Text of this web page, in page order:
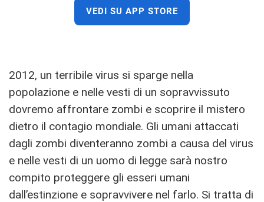
VEDI SU APP STORE
2012, un terribile virus si sparge nella
popolazione e nelle vesti di un sopravvissuto
dovremo affrontare zombi e scoprire il mistero
dietro il contagio mondiale. Gli umani attaccati
dagli zombi diventeranno zombi a causa del virus
e nelle vesti di un uomo di legge sarà nostro
compito proteggere gli esseri umani
dall’estinzione e sopravvivere nel farlo. Si tratta di